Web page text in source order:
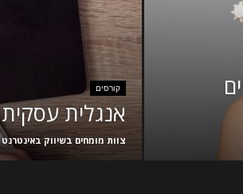
קורסים
אנגלית עסקית
צוות מומחים בשיווק באינטרנט